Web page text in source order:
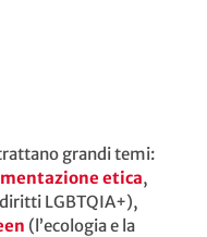
grandi temi:
etica,
LGBTQIA+),
(l’ecologia e la